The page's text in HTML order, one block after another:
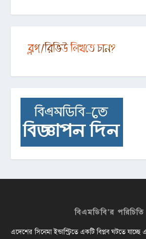
বিএমডিবি’র পরিচিতি
এদেশের সিনেমা ইন্ডাস্ট্রিতে একটি বিপ্লব ঘটতে